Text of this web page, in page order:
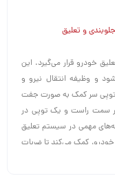
و تعلیق
خودرو قرار می‌گیرد. این
و وظیفه انتقال نیرو و
توپی سر کمک به صورت جفت
سمت راست و یک توپی در
مهمی در سیستم تعلیق
کمک می‌کند تا ضربات
خودرو منتقل شوند،